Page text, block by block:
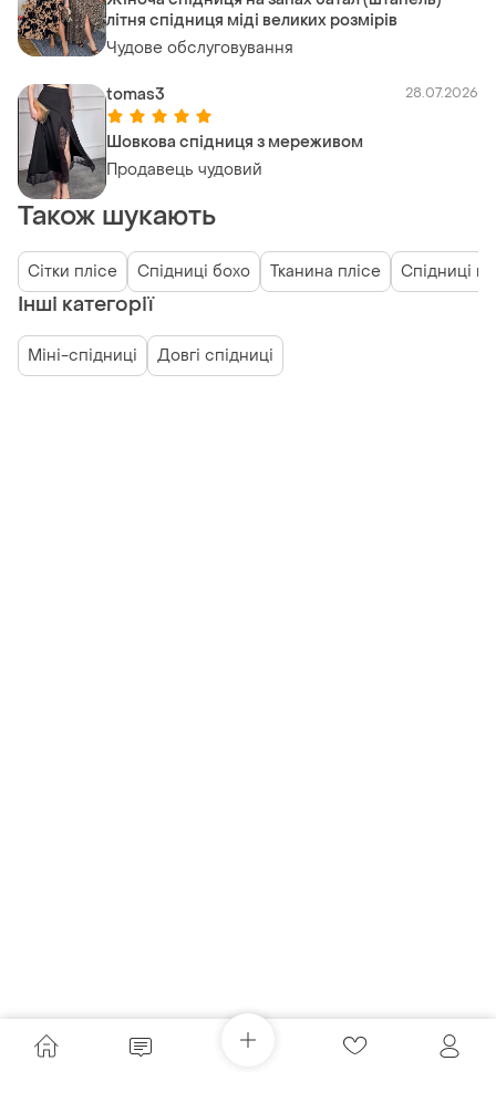
літня спідниця міді великих розмірів
Чудове обслуговування
tomas3 28.07.2026
Шовкова спідниця з мереживом
Продавець чудовий
Також шукають
Сітки плісе Спідниці бохо Тканина плісе Спідниці
Інші категорії
Міні-спідниці Довгі спідниці